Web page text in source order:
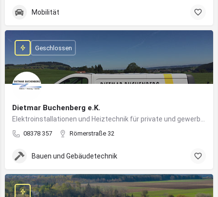
Mobilität
Dietmar Buchenberg e.K.
08378 357 Römerstraße 32
Geschlossen
Bauen und Gebäudetechnik